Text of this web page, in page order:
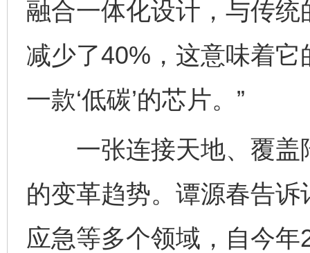
融合一体化设计，与传
减少了40%，这意味着
一款‘低碳’的芯片。”
一张连接天地、覆盖
的变革趋势。谭源春告
应急等多个领域，自今